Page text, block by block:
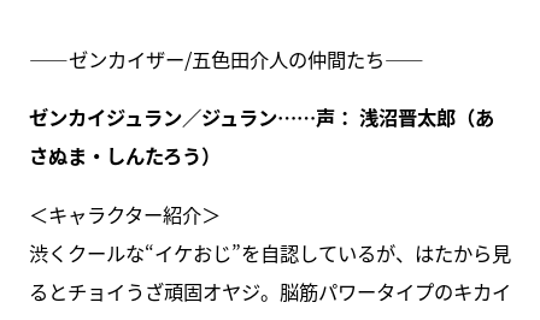
――ゼンカイザー/五色田介人の仲間たち――
ゼンカイジュラン／ジュラン……声： 浅沼晋太郎（あ
さぬま・しんたろう）
＜キャラクター紹介＞
渋くクールな“イケおじ”を自認しているが、はたから見
るとチョイうざ頑固オヤジ。脳筋パワータイプのキカイ